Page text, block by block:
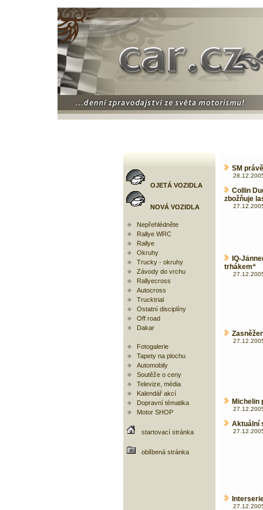
OJETÁ VOZIDLA
NOVÁ VOZIDLA
Nepřehlédněte
Rallye WRC
Rallye
Okruhy
Trucky - okruhy
Závody do vrchu
Rallyecross
Autocross
Trucktrial
Ostatní disciplíny
Off road
Dakar
Fotogalerie
Tapety na plochu
Automobily
Soutěže o ceny
Televize, média
Kalendář akcí
Dopravní tématika
Motor SHOP
startovací stránka
oblíbená stránka
SM
Collin
zbožňuje
IQ-
trhákem“
Michelin
Aktuální